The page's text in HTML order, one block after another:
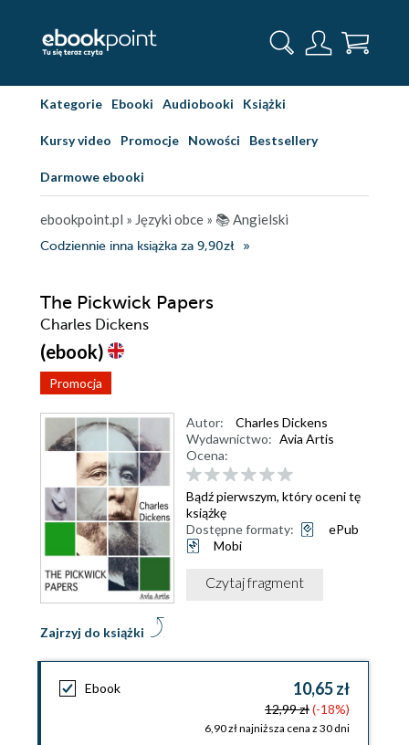
Kategorie Ebooki Audiobooki Książki
Kursy video Promocje Nowości Bestsellery
Darmowe ebooki
ebookpoint.pl » Języki obce » 📚 Angielski
Codziennie inna książka za 9,90zł
The Pickwick Papers
Charles Dickens
(ebook)
Promocja
Zajrzyj do książki
Autor:
Charles Dickens
Wydawnictwo: Avia Artis
Ocena:
Bądź pierwszym, który oceni tę
książkę
Dostępne formaty:
ePub
Mobi
Czytaj fragment
Ebook 10,65 zł
12,99 zł(-18%)
6,90 zł najniższa cena z 30 dni